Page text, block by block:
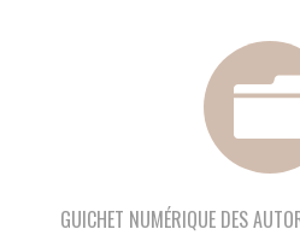
GUICHET NUMÉRIQUE DES